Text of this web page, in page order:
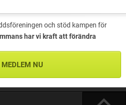
och stöd kampen för
har vi kraft att förändra
NU